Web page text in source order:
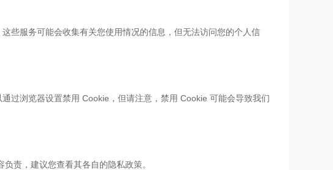
些服务可能会收集有关您使用情况的信息，但无法访问您的个人信
过浏览器设置禁用 Cookie，但请注意，禁用 Cookie 可能会导致我们
责，建议您查看其各自的隐私政策。